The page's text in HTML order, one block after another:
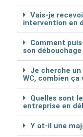
Vais-je
intervention en
Comment
son débouchage
Je cherche
WC, combien ça
Quelles sont
entreprise en
Y at-il une